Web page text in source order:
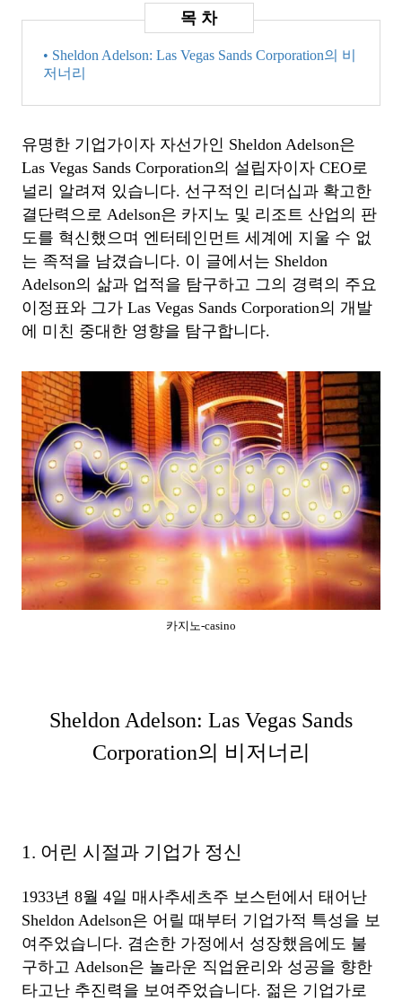
• Sheldon Adelson: Las Vegas Sands Corporation의 비
저너리
유명한 기업가이자 자선가인 Sheldon Adelson은
Las Vegas Sands Corporation의 설립자이자 CEO로
널리 알려져 있습니다. 선구적인 리더십과 확고한
결단력으로 Adelson은 카지노 및 리조트 산업의 판
도를 혁신했으며 엔터테인먼트 세계에 지울 수 없
는 족적을 남겼습니다. 이 글에서는 Sheldon
Adelson의 삶과 업적을 탐구하고 그의 경력의 주요
이정표와 그가 Las Vegas Sands Corporation의 개발
에 미친 중대한 영향을 탐구합니다.
카지노-casino
Sheldon Adelson: Las Vegas Sands
Corporation의 비저너리
1. 어린 시절과 기업가 정신
1933년 8월 4일 매사추세츠주 보스턴에서 태어난
Sheldon Adelson은 어릴 때부터 기업가적 특성을 보
여주었습니다. 겸손한 가정에서 성장했음에도 불
구하고 Adelson은 놀라운 직업윤리와 성공을 향한
타고난 추진력을 보여주었습니다. 젊은 기업가로